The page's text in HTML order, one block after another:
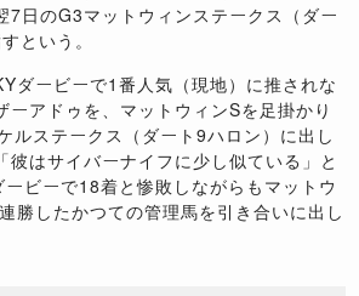
7日のG3マットウィンステークス（ダー
という。
ダービーで1番人気（現地）に推されな
ーアドゥを、マットウィンSを足掛かり
ルステークス（ダート9ハロン）に出し
彼はサイバーナイフに少し似ている」と
ビーで18着と惨敗しながらもマットウ
勝したかつての管理馬を引き合いに出し